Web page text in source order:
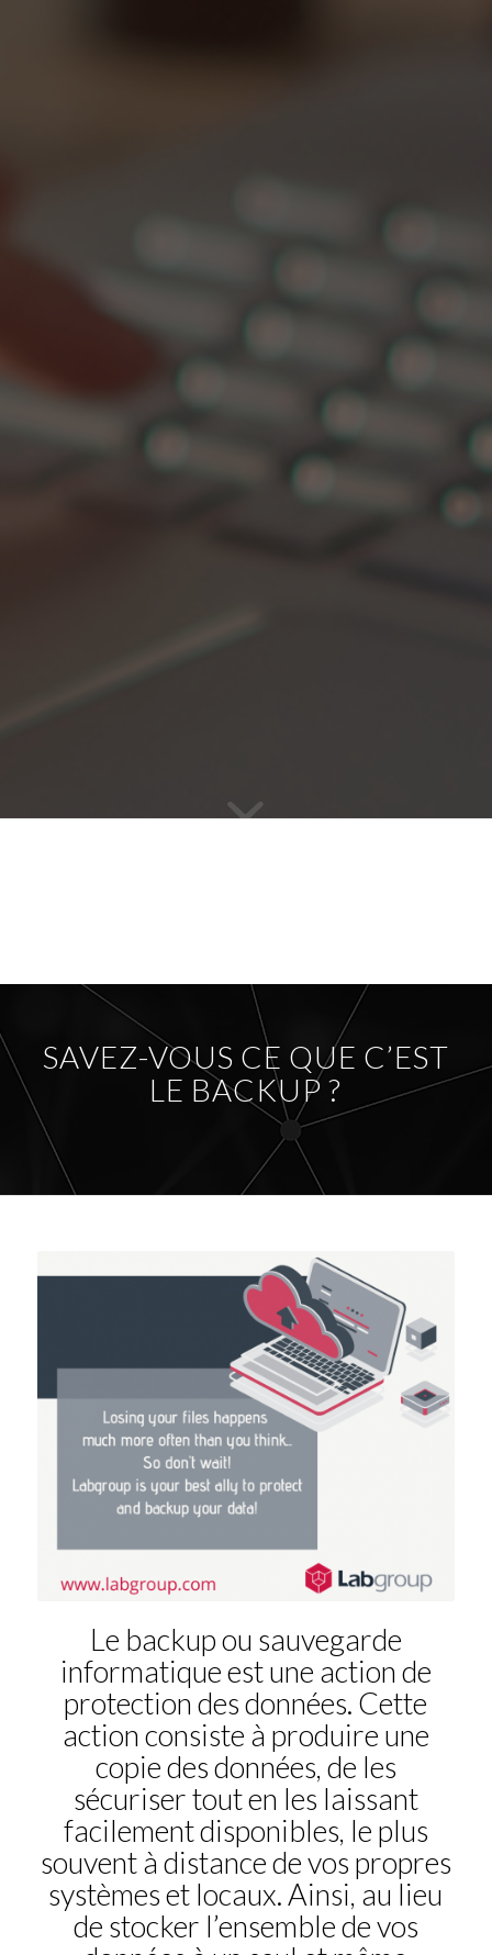
SAVEZ-VOUS CE QUE C’EST
LE BACKUP ?
Le backup ou sauvegarde
informatique est une action de
protection des données. Cette
action consiste à produire une
copie des données, de les
sécuriser tout en les laissant
facilement disponibles, le plus
souvent à distance de vos propres
systèmes et locaux. Ainsi, au lieu
de stocker l’ensemble de vos